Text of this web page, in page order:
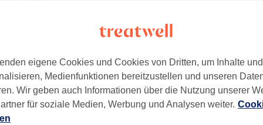
ab 45 €
eigene Cookies und Cookies von Dritten, um Inhalte
Medienfunktionen bereitzustellen und unseren
Wir geben auch Informationen über die Nutzung unserer
für soziale Medien, Werbung und Analysen weiter.